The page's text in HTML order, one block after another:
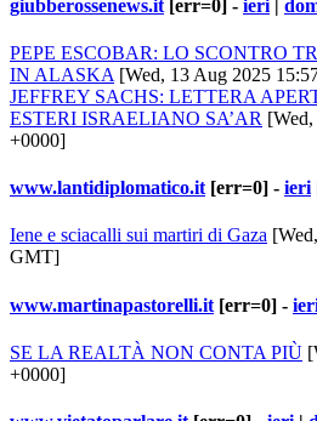
giubberossenews.it [err=0] - ieri |
PEPE ESCOBAR: LO SCONTRO
IN ALASKA [Wed, 13 Aug 2025
JEFFREY SACHS: LETTERA
ESTERI ISRAELIANO SA’AR
+0000]
www.lantidiplomatico.it [err=0] - ieri
Iene e sciacalli sui martiri di Gaza
GMT]
www.martinapastorelli.it [err=0] -
SE LA REALTÀ NON CONTA PIÙ
+0000]